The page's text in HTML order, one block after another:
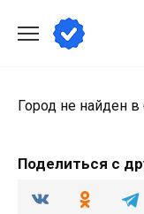
содержанию
Город не найден в
Поделиться с